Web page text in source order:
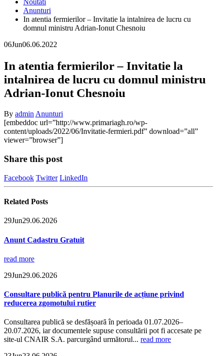
Anunturi
In atentia fermierilor – Invitatie la intalnirea de lucru cu
domnul ministru Adrian-Ionut Chesnoiu
06Jun06.06.2022
In atentia fermierilor – Invitatie la
intalnirea de lucru cu domnul ministru
Adrian-Ionut Chesnoiu
By admin Anunturi
[embeddoc url=”http://www.primariagh.ro/wp-
content/uploads/2022/06/Invitatie-fermieri.pdf” download=”all”
viewer=”browser”]
Share this post
Facebook Twitter LinkedIn
Related Posts
29Jun29.06.2026
Anunt Cadastru Gratuit
read more
29Jun29.06.2026
Consultare publică pentru Planurile de acțiune privind
reducerea zgomotului rutier
Consultarea publică se desfășoară în perioada 01.07.2026–
20.07.2026, iar documentele supuse consultării pot fi accesate pe
site-ul CNAIR S.A. parcurgând următorul... read more